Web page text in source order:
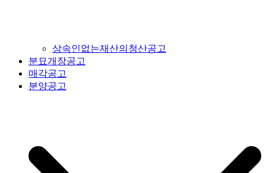
상속인없는재산의청산공고
분묘개장공고
매각공고
분양공고